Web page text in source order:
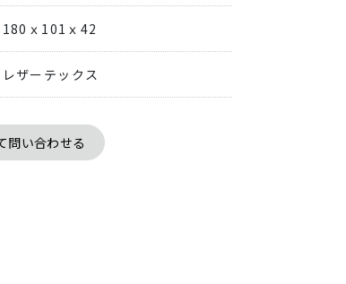
180ｘ101ｘ42
レザーテックス
問い合わせる